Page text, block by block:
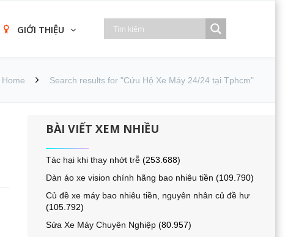
GIỚI THIỆU
Home Search results for "Cứu Hộ Xe Máy 24/24 tại Tphcm"
BÀI VIẾT XEM NHIỀU
Tác hại khi thay nhớt trễ (253.688)
Dàn áo xe vision chính hãng bao nhiêu tiền (109.790)
Củ đề xe máy bao nhiêu tiền, nguyên nhân củ đề hư
(105.792)
Sửa Xe Máy Chuyên Nghiệp (80.957)